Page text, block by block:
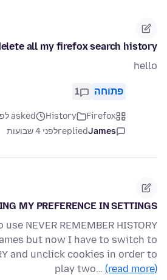
all my firefox search history
hello
פתוחה 1
Firefox
History
asked לפני 4 שבועות
James
repliedלפני 4 שבועות
MY PREFERENCE IN SETTINGS
NEVER REMEMBER HISTORY
but now I have to switch to
and unclick cookies in order to
play two… (read more)